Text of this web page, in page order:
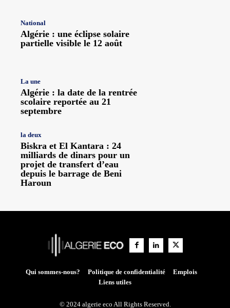
National
Algérie : une éclipse solaire
partielle visible le 12 août
La une
Algérie : la date de la rentrée
scolaire reportée au 21
septembre
la deux
Biskra et El Kantara : 24
milliards de dinars pour un
projet de transfert d’eau
depuis le barrage de Beni
Haroun
Qui sommes-nous? Politique de confidentialité
Emplois
Liens utiles
© 2024 algerie eco All Rights Reserved.